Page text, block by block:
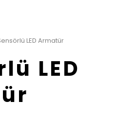
LED Armatür
LED